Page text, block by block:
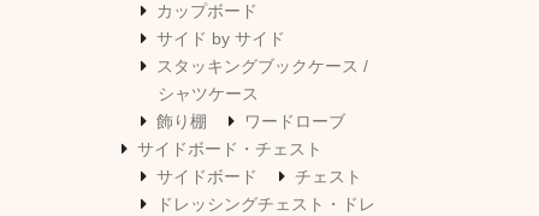
カップボード
サイド by サイド
スタッキングブックケース /
シャツケース
飾り棚
ワードローブ
サイドボード・チェスト
サイドボード
チェスト
ドレッシングチェスト・ドレ